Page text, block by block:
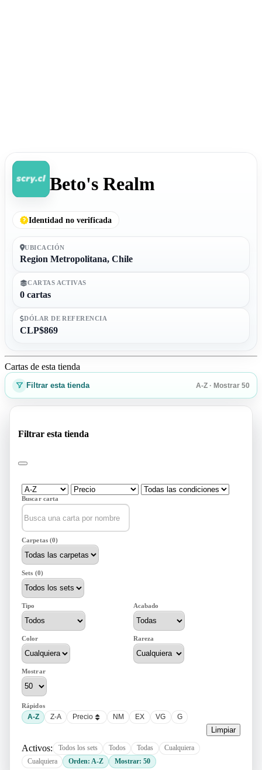
Beto's Realm
Identidad no verificada
UBICACIÓN
Region Metropolitana, Chile
CARTAS ACTIVAS
0 cartas
DÓLAR DE REFERENCIA
CLP$869
Cartas de esta tienda
Filtrar esta tienda A-Z · Mostrar 50
Filtrar esta tienda
Buscar carta
Carpetas (0)
Sets (0)
Tipo Acabado
Color Rareza
Mostrar
Rápidos
A-Z Z-A Precio NM EX VG G
Limpiar
Activos: Todos los sets Todos Todas
Cualquiera
Cualquiera
Orden: A-Z Mostrar: 50